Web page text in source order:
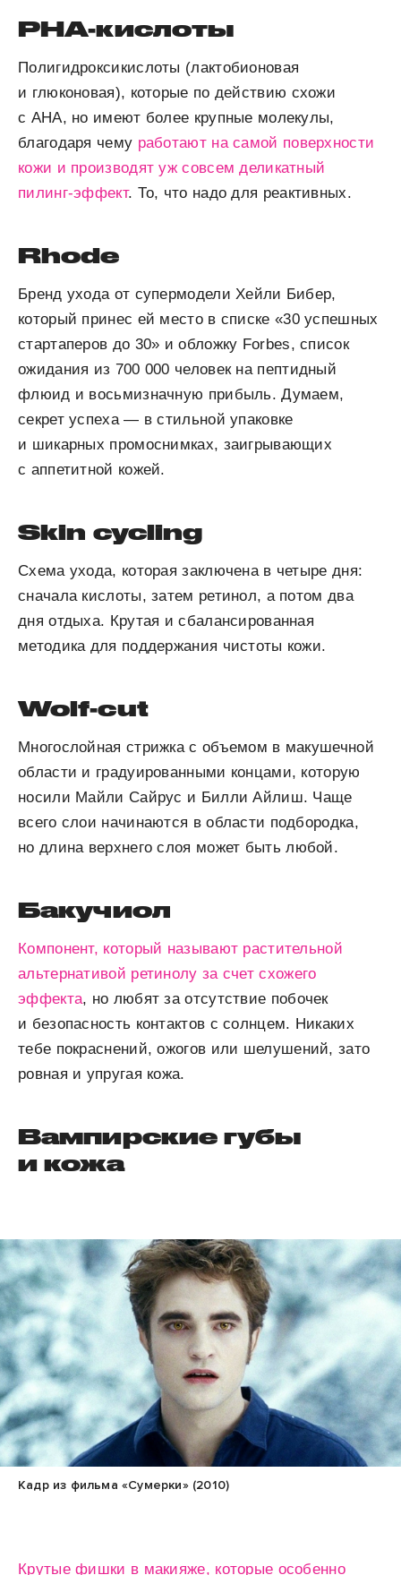
PHA-кислоты
Полигидроксикислоты (лактобионовая
и глюконовая), которые по действию схожи
с AHA, но имеют более крупные молекулы,
благодаря чему работают на самой поверхности
кожи и производят уж совсем деликатный
пилинг-эффект. То, что надо для реактивных.
Rhode
Бренд ухода от супермодели Хейли Бибер,
который принес ей место в списке «30 успешных
стартаперов до 30» и обложку Forbes, список
ожидания из 700 000 человек на пептидный
флюид и восьмизначную прибыль. Думаем,
секрет успеха — в стильной упаковке
и шикарных промоснимках, заигрывающих
с аппетитной кожей.
Skin cycling
Схема ухода, которая заключена в четыре дня:
сначала кислоты, затем ретинол, а потом два
дня отдыха. Крутая и сбалансированная
методика для поддержания чистоты кожи.
Wolf-cut
Многослойная стрижка с объемом в макушечной
области и градуированными концами, которую
носили Майли Сайрус и Билли Айлиш. Чаще
всего слои начинаются в области подбородка,
но длина верхнего слоя может быть любой.
Бакучиол
Компонент, который называют растительной
альтернативой ретинолу за счет схожего
эффекта, но любят за отсутствие побочек
и безопасность контактов с солнцем. Никаких
тебе покраснений, ожогов или шелушений, зато
ровная и упругая кожа.
Вампирские губы
и кожа
Кадр из фильма «Сумерки» (2010)
Крутые фишки в макияже, которые особенно